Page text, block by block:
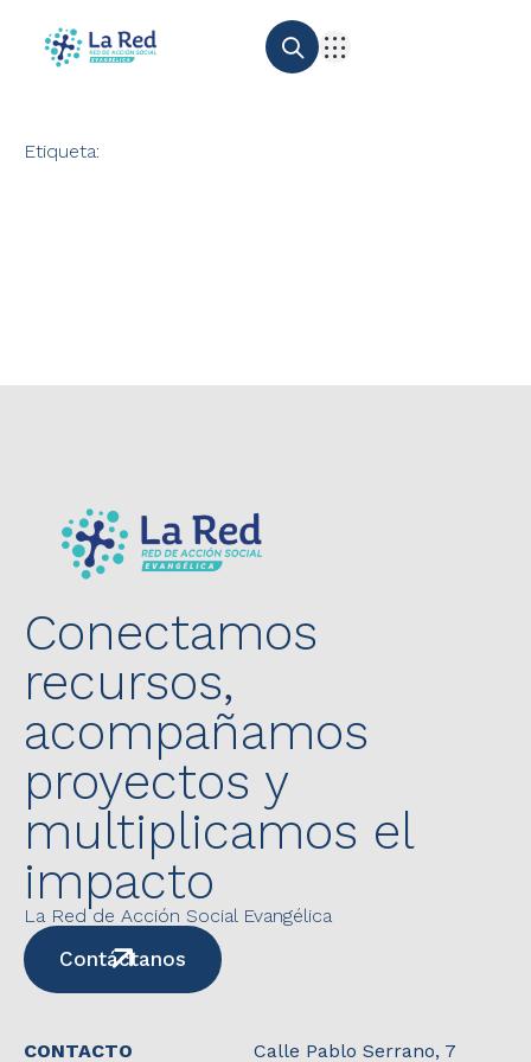
Etiqueta:
Conectamos
recursos,
acompañamos
proyectos y
multiplicamos el
impacto
La Red de Acción Social Evangélica
Contáctanos
CONTACTO
Calle Pablo Serrano, 7